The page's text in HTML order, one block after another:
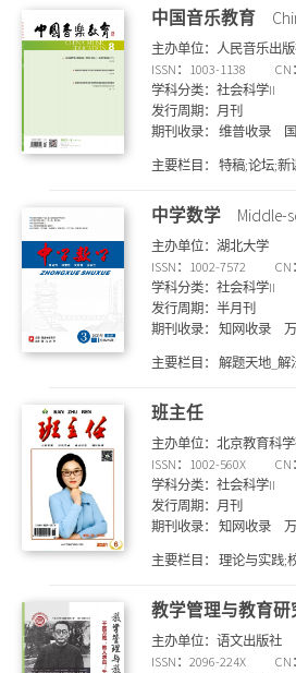
关注_考试观察 教学_经典重读 文艺_文学评论
林_对外汉语 关注_人文教育 教学_人文教育 引
思政
中国音乐教育
主办单位：人民音乐出
ISSN：1003-1138
CN
学科分类：社会科学II
发行周期：月刊
期刊收录： 维普收录
主要栏目： 特稿;论坛;新
中学数学 Middle-
主办单位：湖北大学
ISSN：1002-7572
CN
学科分类：社会科学II
发行周期：半月刊
期刊收录： 知网收录
主要栏目： 解题天地_解
探索_教学导航、 解题天
研究、 教师发展_教学感
生学习_学法指导、 评价
题研究、 特色展台_比较
特色展台_生长课堂、 学
竞赛强基、 特色展台_生
育、 特色展台_齐次化、
视_评价研究、 评价透视
杀、 特色展台_讲题比赛
研究
班主任
主办单位：北京教育科
ISSN：1002-560X
CN
学科分类：社会科学II
发行周期：月刊
期刊收录： 知网收录
主要栏目： 理论与实践;
教学管理与教育研
主办单位：语文出版社
ISSN：2096-224X
CN